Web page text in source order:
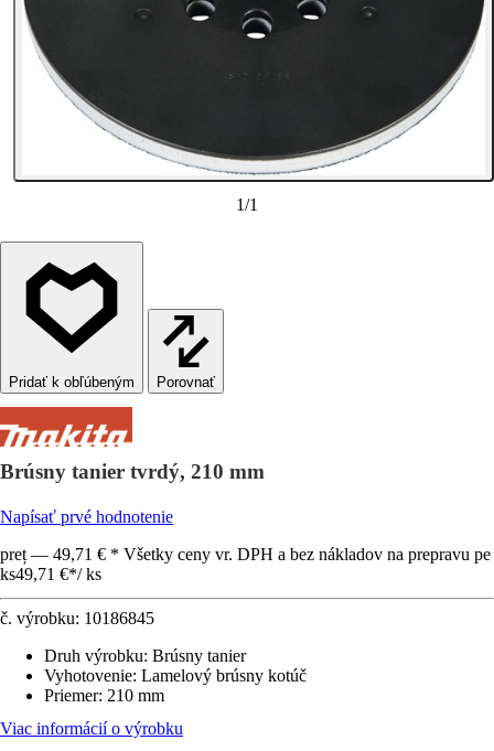
1/1
Porovnať
Brúsny tanier tvrdý, 210 mm
Napísať prvé hodnotenie
preț — 49,71 € * Všetky ceny vr. DPH a bez nákladov na prepravu pe
ks49,71 €*/ ks
č. výrobku: 10186845
Druh výrobku: Brúsny tanier
Vyhotovenie: Lamelový brúsny kotúč
Priemer: 210 mm
Viac informácií o výrobku